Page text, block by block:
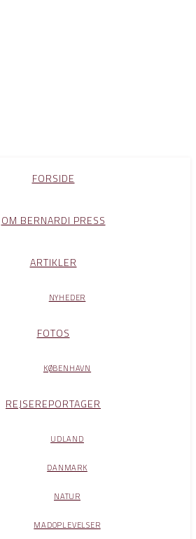
FORSIDE
OM BERNARDI PRESS
ARTIKLER
NYHEDER
FOTOS
KØBENHAVN
REJSEREPORTAGER
UDLAND
DANMARK
NATUR
MADOPLEVELSER